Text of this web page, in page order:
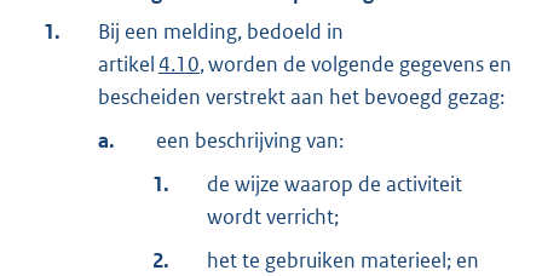
1.
Bij een melding, bedoeld in
artikel 4.10, worden de volgende gegevens en
bescheiden verstrekt aan het bevoegd gezag:
a.
een beschrijving van:
1.
de wijze waarop de activiteit
wordt verricht;
2.
het te gebruiken materieel; en